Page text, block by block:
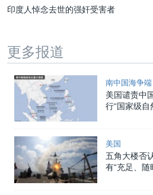
印度人悼念去世的强奸受害者
更多报道
南中国海争端
美国谴责中
行“国家级自
美国
五角大楼否
有“充足、随